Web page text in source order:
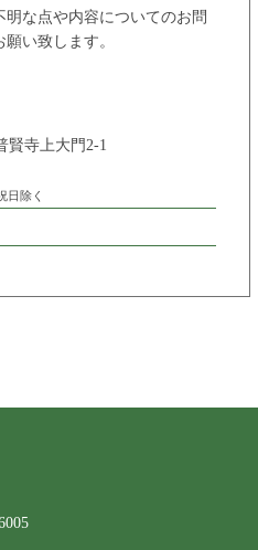
な点や内容についてのお問
い致します。
賢寺上大門2-1
日除く